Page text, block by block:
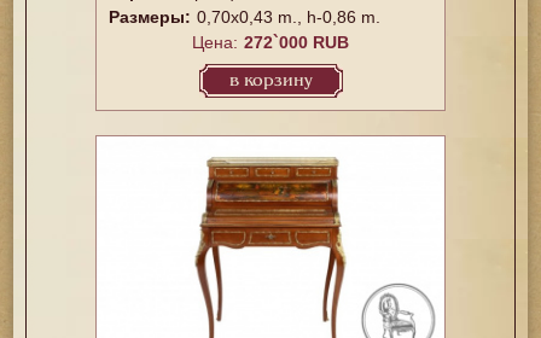
Размеры: 0,70x0,43 m., h-0,86 m.
Цена: 272`000 RUB
в корзину